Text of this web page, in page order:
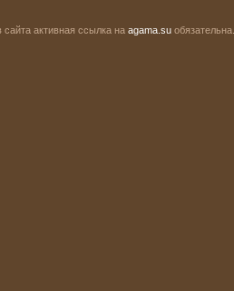
активная ссылка на agama.su обязательна.